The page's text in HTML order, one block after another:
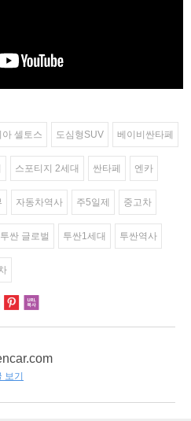
아 셀토스 도심형SUV 베이비싼타페
스포티지 2세대 싼타페 엔카
자동차역사 주5일제 중고차
투싼 글로벌 투싼1세대 투싼역사
보기